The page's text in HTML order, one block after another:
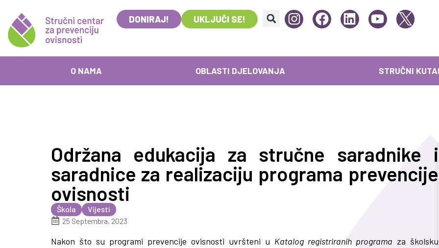
DONIRAJ! UKLJUČI SE!
O NAMA OBLASTI DJELOVANJA STRUČNI
Održana edukacija za stručne saradnike i
saradnice za realizaciju programa prevencije
ovisnosti
Škola
Vijesti
25 Septembra, 2023
Nakon što su programi prevencije ovisnosti uvršteni u Katalog registriranih programa za školsku